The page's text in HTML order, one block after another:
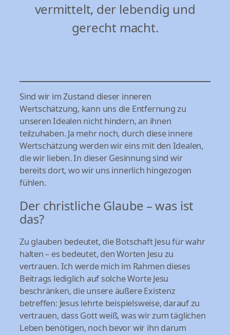
vermittelt, der lebendig und
gerecht macht.
Sind wir im Zustand dieser inneren
Wertschätzung, kann uns die Entfernung zu
unseren Idealen nicht hindern, an ihnen
teilzuhaben. Ja mehr noch, durch diese innere
Wertschätzung werden wir eins mit den Idealen,
die wir lieben. In dieser Gesinnung sind wir
bereits dort, wo wir uns innerlich hingezogen
fühlen.
Der christliche Glaube – was ist
das?
Zu glauben bedeutet, die Botschaft Jesu für wahr
halten – es bedeutet, den Worten Jesu zu
vertrauen. Ich werde mich im Rahmen dieses
Beitrags lediglich auf solche Worte Jesu
beschränken, die unsere äußere Existenz
betreffen: Jesus lehrte beispielsweise, darauf zu
vertrauen, dass Gott weiß, was wir zum täglichen
Leben benötigen, noch bevor wir ihn darum